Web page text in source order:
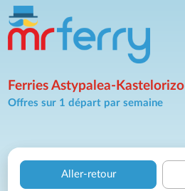
Ferries Astypalea-Kastelorizo
Offres sur 1 départ par semaine
Aller-retour